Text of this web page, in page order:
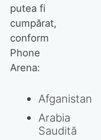
putea fi
cumpărat,
conform
Phone
Arena:
Afganistan
Arabia
Saudită